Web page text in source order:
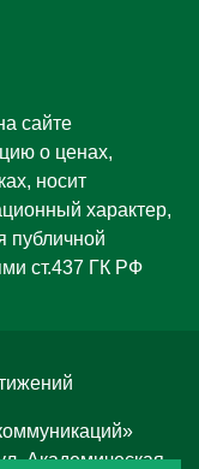
сайте
о ценах,
носит
характер,
публичной
ст.437 ГК РФ
Академическая,